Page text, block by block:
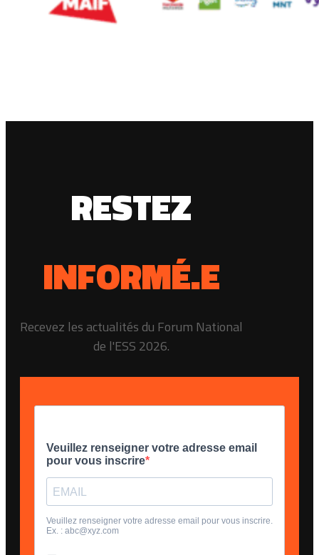
RESTEZ
INFORMÉ.E
Recevez les actualités du Forum National
de l'ESS 2026.